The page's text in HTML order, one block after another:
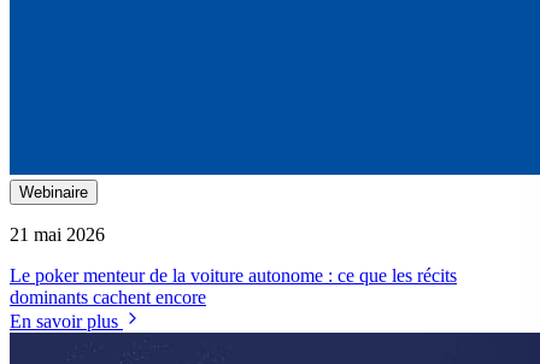
Webinaire
21 mai 2026
Le poker menteur de la voiture autonome : ce que les récits
dominants cachent encore
En savoir plus